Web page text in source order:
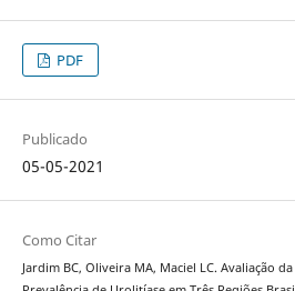
PDF
Publicado
05-05-2021
Como Citar
Jardim BC, Oliveira MA, Maciel LC. Avaliação